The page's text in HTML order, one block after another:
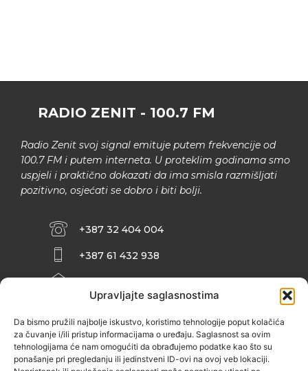
Upravljajte saglasnostima
Da bismo pružili najbolje iskustvo, koristimo tehnologije poput kolačića
za čuvanje i/ili pristup informacijama o uređaju. Saglasnost sa ovim
tehnologijama će nam omogućiti da obrađujemo podatke kao što su
ponašanje pri pregledanju ili jedinstveni ID-ovi na ovoj veb lokaciji.
RADIO ZENIT - 100.7 FM
Radio Zenit svoj signal emituje putem frekvencije od
100.7 FM i putem interneta. U proteklim godinama smo
uspjeli i praktično dokazati da ima smisla razmišljati
pozitivno, osjećati se dobro i biti bolji.
+387 32 404 004
+387 61 432 938
INFO@ZENIT.BA
ZENIČANKA, 3. SPRAT), 72000 ZENICA